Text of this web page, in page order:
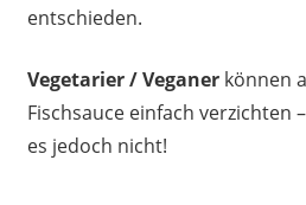
entschieden.
Vegetarier / Veganer können
Fischsauce einfach verzichten
es jedoch nicht!